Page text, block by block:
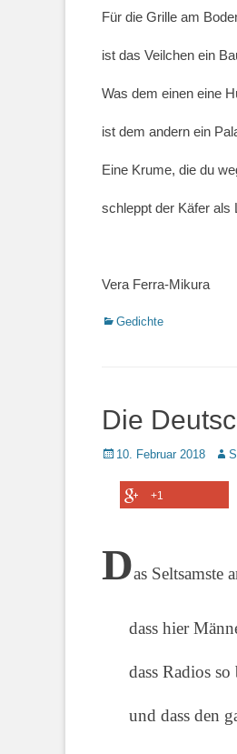
Für die Grille am
ist das Veilchen ein
Was dem einen eine
ist dem andern ein
Eine Krume, die du
schleppt der Käfer als
Vera Ferra-Mikura
Kategorien
Gedichte
Die
Posted
10. Februar 2018
+1
Das Seltsamste
dass hier
dass Radios
und dass den